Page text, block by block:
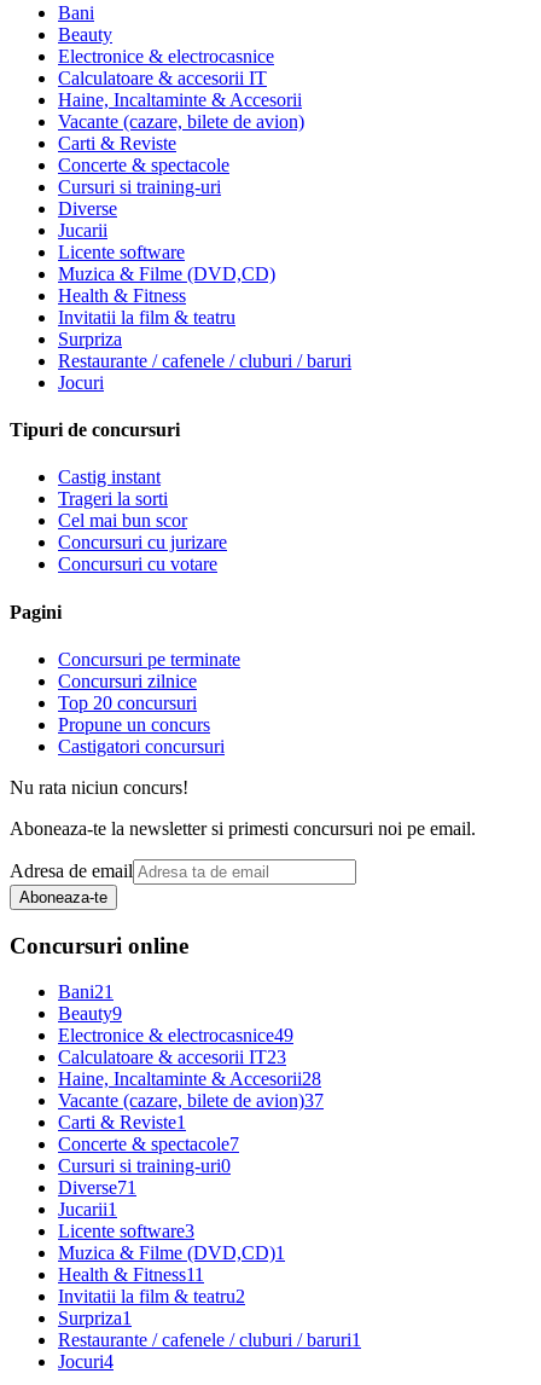
Bani
Beauty
Electronice & electrocasnice
Calculatoare & accesorii IT
Haine, Incaltaminte & Accesorii
Vacante (cazare, bilete de avion)
Carti & Reviste
Concerte & spectacole
Cursuri si training-uri
Diverse
Jucarii
Licente software
Muzica & Filme (DVD,CD)
Health & Fitness
Invitatii la film & teatru
Surpriza
Restaurante / cafenele / cluburi / baruri
Jocuri
Tipuri de concursuri
Castig instant
Trageri la sorti
Cel mai bun scor
Concursuri cu jurizare
Concursuri cu votare
Pagini
Concursuri pe terminate
Concursuri zilnice
Top 20 concursuri
Propune un concurs
Castigatori concursuri
Nu rata niciun concurs!
Aboneaza-te la newsletter si primesti concursuri noi pe email.
Adresa de email
Aboneaza-te
Concursuri online
Bani21
Beauty9
Electronice & electrocasnice49
Calculatoare & accesorii IT23
Haine, Incaltaminte & Accesorii28
Vacante (cazare, bilete de avion)37
Carti & Reviste1
Concerte & spectacole7
Cursuri si training-uri0
Diverse71
Jucarii1
Licente software3
Muzica & Filme (DVD,CD)1
Health & Fitness11
Invitatii la film & teatru2
Surpriza1
Restaurante / cafenele / cluburi / baruri1
Jocuri4